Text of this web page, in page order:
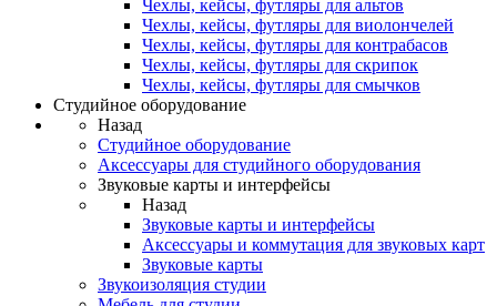
Чехлы, кейсы, футляры для альтов
Чехлы, кейсы, футляры для виолончелей
Чехлы, кейсы, футляры для контрабасов
Чехлы, кейсы, футляры для скрипок
Чехлы, кейсы, футляры для смычков
Студийное оборудование
Назад
Студийное оборудование
Аксессуары для студийного оборудования
Звуковые карты и интерфейсы
Назад
Звуковые карты и интерфейсы
Аксессуары и коммутация для звуковых карт
Звуковые карты
Звукоизоляция студии